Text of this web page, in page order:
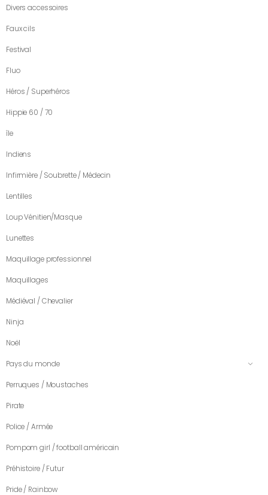
Divers accessoires
Faux cils
Festival
Fluo
Héros / Superhéros
Hippie 60 / 70
île
Indiens
Infirmière / Soubrette / Médecin
Lentilles
Loup Vénitien/Masque
Lunettes
Maquillage professionnel
Maquillages
Médiéval / Chevalier
Ninja
Noël
Pays du monde
Perruques / Moustaches
Pirate
Police / Armée
Pompom girl / football américain
Préhistoire / Futur
Pride / Rainbow